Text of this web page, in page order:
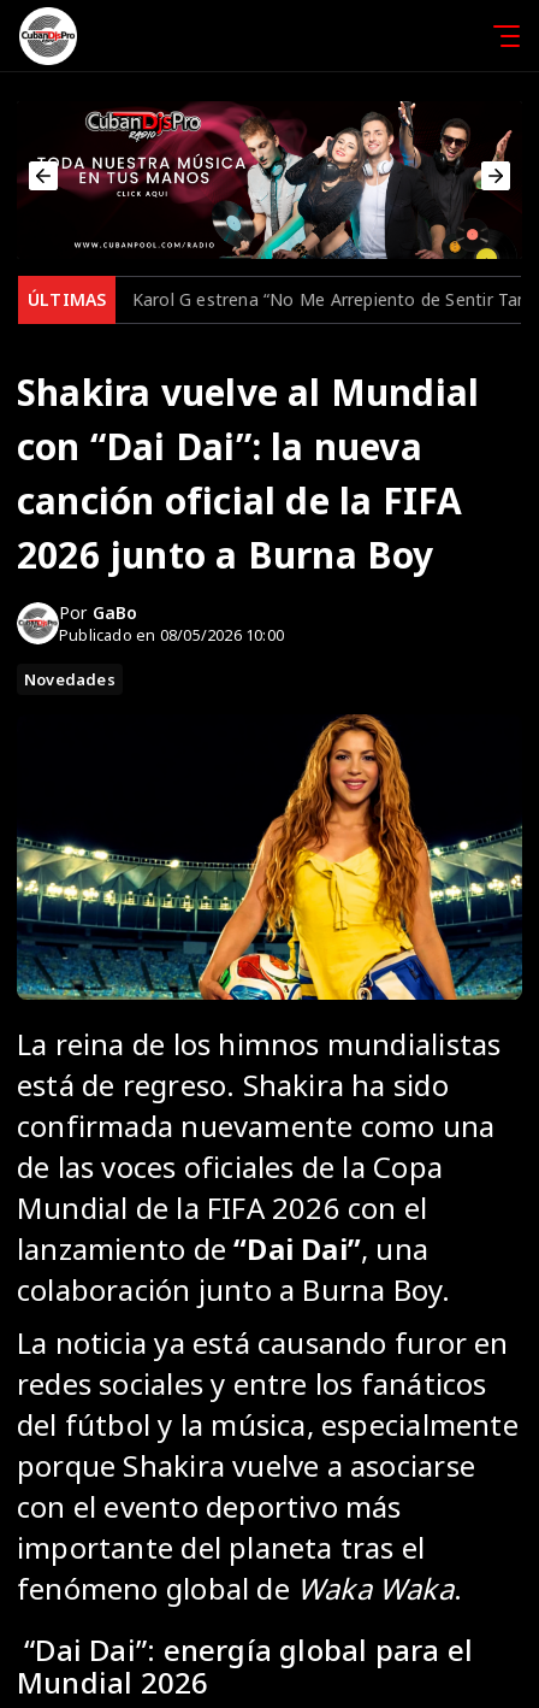
ÚLTIMAS
Karol G estrena “No Me Arrepiento de Sentir Tanto”, su nuevo
Shakira vuelve al Mundial
con “Dai Dai”: la nueva
canción oficial de la FIFA
2026 junto a Burna Boy
Por GaBo
Publicado en 08/05/2026 10:00
Novedades
La reina de los himnos mundialistas
está de regreso. Shakira ha sido
confirmada nuevamente como una
de las voces oficiales de la Copa
Mundial de la FIFA 2026 con el
lanzamiento de“Dai Dai”, una
colaboración junto a Burna Boy.
La noticia ya está causando furor en
redes sociales y entre los fanáticos
del fútbol y la música, especialmente
porque Shakira vuelve a asociarse
con el evento deportivo más
importante del planeta tras el
fenómeno global de Waka Waka.
“Dai Dai”: energía global para el
Mundial 2026